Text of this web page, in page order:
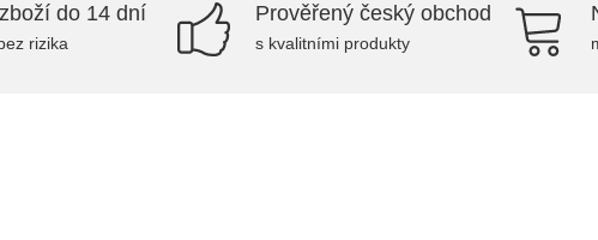
do 14 dní
rizika
Prověřený český obchod
s kvalitními produkty